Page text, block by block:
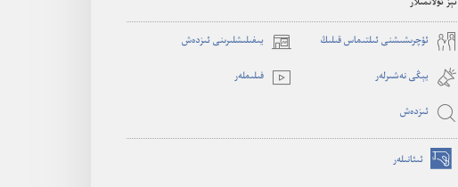
تېز ئۇلانمىلار
ئۇ‌چرىشىشنى ئىلتىماس قىلىڭ يىغىلىشلىرىنى ئىزدەش
(opens
new
window)
يېڭى نە‌شىرلە‌ر فىلىملە‌ر
ئىزدە‌ش
ئىئانىلەر
(opens